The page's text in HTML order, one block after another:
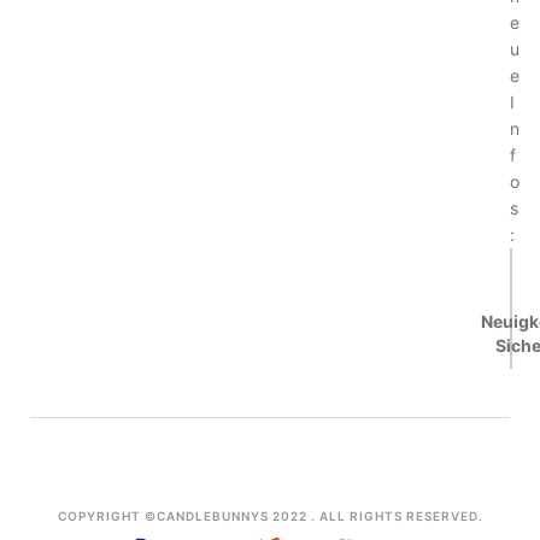
e
u
e
I
n
f
o
s
:
COPYRIGHT ©CANDLEBUNNYS 2022 . ALL RIGHTS RESERVED.